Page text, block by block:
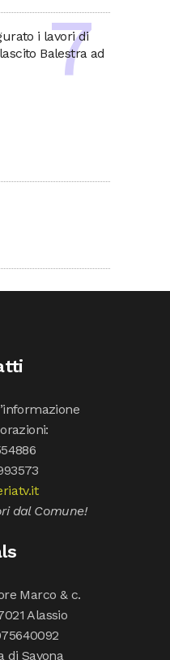
i lavori di
Balestra ad
dal Comune!
Marco & c.
Alassio
di Savona